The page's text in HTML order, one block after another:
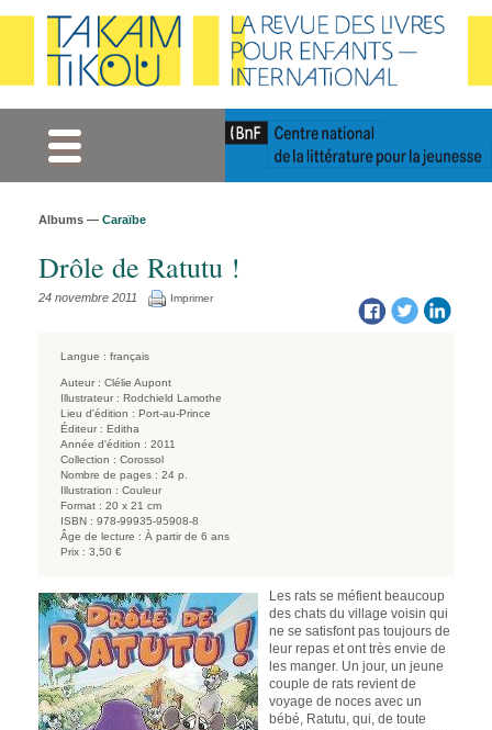
Albums — Caraïbe
Drôle de Ratutu !
24 novembre 2011 Imprimer
Langue : français
Auteur : Clélie Aupont
Illustrateur : Rodchield Lamothe
Lieu d'édition : Port-au-Prince
Éditeur : Editha
Année d'édition : 2011
Collection : Corossol
Nombre de pages : 24 p.
Illustration : Couleur
Format : 20 x 21 cm
ISBN : 978-99935-95908-8
Âge de lecture : À partir de 6 ans
Prix : 3,50 €
Les rats se méfient beaucoup
des chats du village voisin qui
ne se satisfont pas toujours de
leur repas et ont très envie de
les manger. Un jour, un jeune
couple de rats revient de
voyage de noces avec un
bébé, Ratutu, qui, de toute